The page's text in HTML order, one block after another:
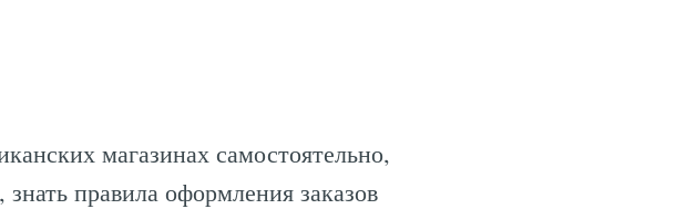
магазинах самостоятельно,
правила оформления заказов